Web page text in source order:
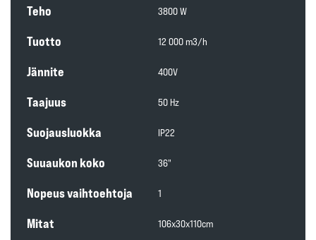
Teho 3800 W
Tuotto 12 000 m3/h
Jännite 400V
Taajuus 50 Hz
Suojausluokka IP22
Suuaukon koko 36"
Nopeus vaihtoehtoja 1
Mitat 106x30x110cm